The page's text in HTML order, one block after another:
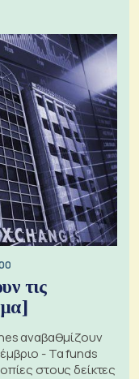
τις
αναβαθμίζουν
- Τα funds
στους δείκτες